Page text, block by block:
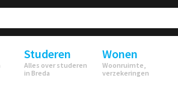
Studeren
Alles over studeren
in Breda
Wonen
Woonruimte,
verzekeringen